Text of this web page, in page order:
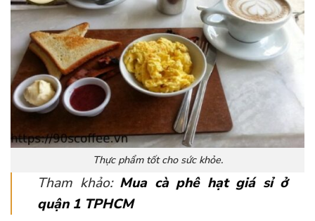
Thực phẩm tốt cho sức khỏe.
Tham khảo: Mua cà phê hạt giá sỉ ở
quận 1 TPHCM